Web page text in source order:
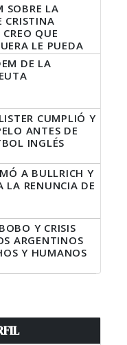
SOBRE LA
CRISTINA
QUE
LE PUEDA
LO QUE
DE LA
CUMPLIÓ Y
ANTES DE
INGLÉS
A BULLRICH Y
LA RENUNCIA DE
Y CRISIS
ARGENTINOS
Y HUMANOS